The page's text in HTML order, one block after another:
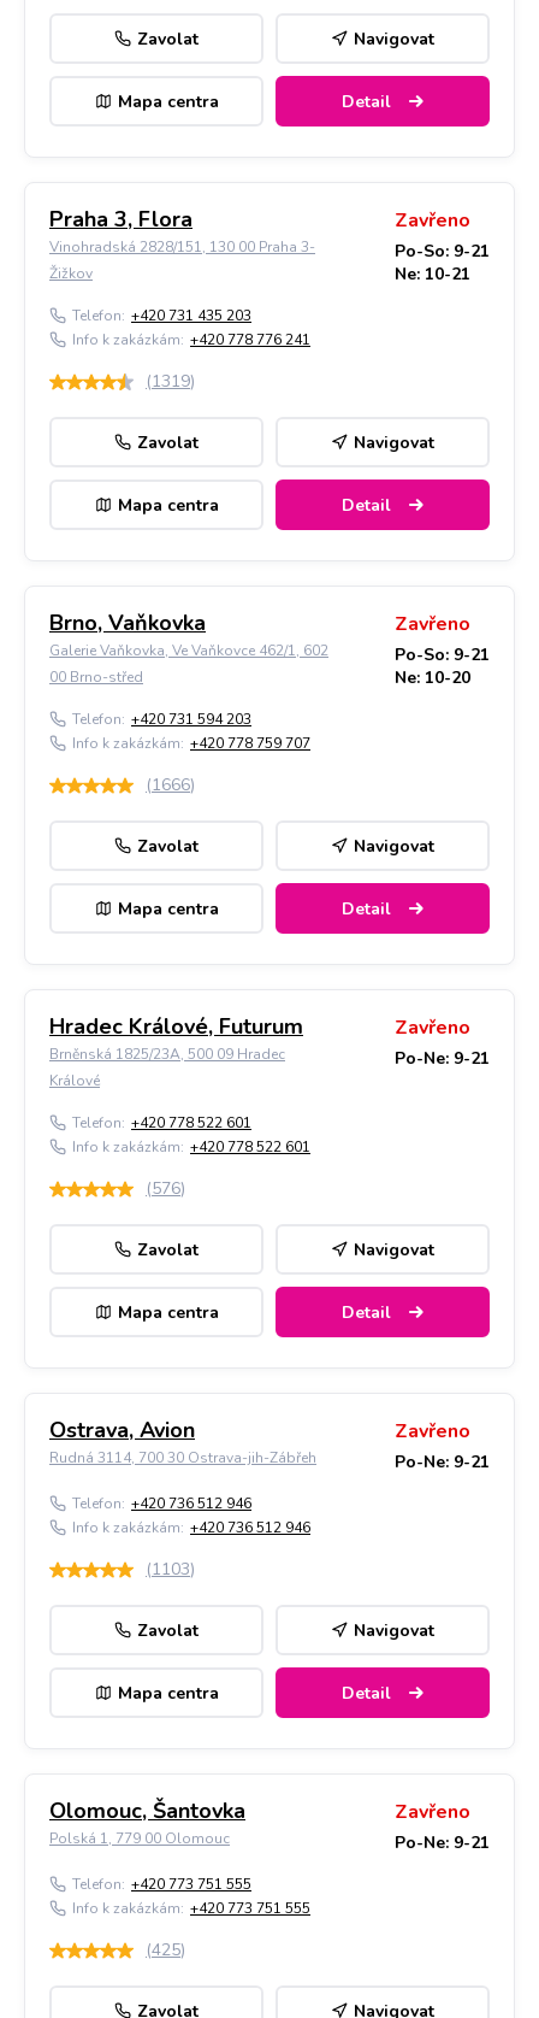
Zavolat Navigovat
Mapa centra Detail
Praha 3, Flora
Vinohradská 2828/151, 130 00 Praha 3-
Žižkov
Zavřeno
Po-So: 9-21
Ne: 10-21
Telefon: +420 731 435 203
Info k zakázkám: +420 778 776 241
(1319)
Zavolat Navigovat
Mapa centra Detail
Brno, Vaňkovka
Galerie Vaňkovka, Ve Vaňkovce 462/1, 602
00 Brno-střed
Zavřeno
Po-So: 9-21
Ne: 10-20
Telefon: +420 731 594 203
Info k zakázkám: +420 778 759 707
(1666)
Zavolat Navigovat
Mapa centra Detail
Hradec Králové, Futurum
Brněnská 1825/23A, 500 09 Hradec
Králové
Zavřeno
Po-Ne: 9-21
Telefon: +420 778 522 601
Info k zakázkám: +420 778 522 601
(576)
Zavolat Navigovat
Mapa centra Detail
Ostrava, Avion
Rudná 3114, 700 30 Ostrava-jih-Zábřeh
Zavřeno
Po-Ne: 9-21
Telefon: +420 736 512 946
Info k zakázkám: +420 736 512 946
(1103)
Zavolat Navigovat
Mapa centra Detail
Olomouc, Šantovka
Polská 1, 779 00 Olomouc
Zavřeno
Po-Ne: 9-21
Telefon: +420 773 751 555
Info k zakázkám: +420 773 751 555
(425)
Zavolat Navigovat